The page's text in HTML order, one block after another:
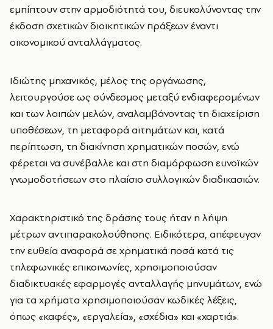
εμπίπτουν στην αρμοδιότητά του, διευκολύνοντας την
έκδοση σχετικών διοικητικών πράξεων έναντι
οικονομικού ανταλλάγματος.
Ιδιώτης μηχανικός, μέλος της οργάνωσης,
λειτουργούσε ως σύνδεσμος μεταξύ ενδιαφερομένων
και των λοιπών μελών, αναλαμβάνοντας τη διαχείριση
υποθέσεων, τη μεταφορά αιτημάτων και, κατά
περίπτωση, τη διακίνηση χρηματικών ποσών, ενώ
φέρεται να συνέβαλλε και στη διαμόρφωση ευνοϊκών
γνωμοδοτήσεων στο πλαίσιο συλλογικών διαδικασιών.
Χαρακτηριστικό της δράσης τους ήταν η λήψη
μέτρων αντιπαρακολούθησης. Ειδικότερα, απέφευγαν
την ευθεία αναφορά σε χρηματικά ποσά κατά τις
τηλεφωνικές επικοινωνίες, χρησιμοποιούσαν
διαδικτυακές εφαρμογές ανταλλαγής μηνυμάτων, ενώ
για τα χρήματα χρησιμοποιούσαν κωδικές λέξεις,
όπως «καφές», «εργαλεία», «σχέδια» και «χαρτιά».